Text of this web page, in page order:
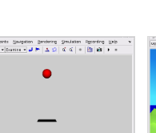
Windows.